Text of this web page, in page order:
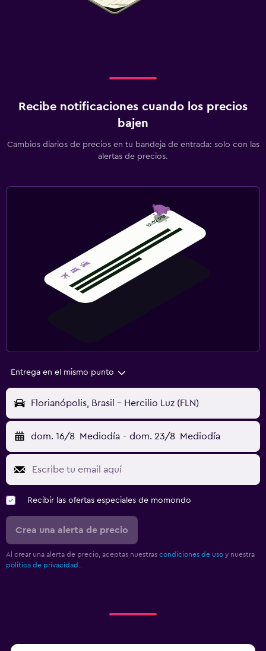
Recibe notificaciones cuando los precios
bajen
Cambios diarios de precios en tu bandeja de entrada: solo con las
alertas de precios.
Entrega en el mismo punto
Florianópolis, Brasil - Hercilio Luz (FLN)
dom. 16/8 Mediodía - dom. 23/8 Mediodía
Recibir las ofertas especiales de momondo
Crea una alerta de precio
Al crear una alerta de precio, aceptas nuestras condiciones de uso y nuestra
política de privacidad..